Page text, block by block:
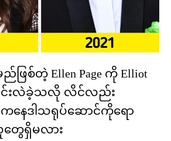
ဖြစ်တဲ့ Ellen Page ကို Elliot
ောင်းလဲခဲ့သလို လိင်လည်း
ကနေဒါသရုပ်ဆောင်ကိုရော
ေရှိမလား